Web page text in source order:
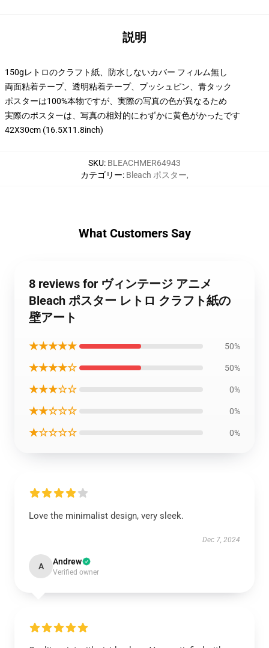
説明
150gレトロのクラフト紙、防水しないカバー フィルム無し
両面粘着テープ、透明粘着テープ、プッシュピン、青タック
ポスターは100%本物ですが、実際の写真の色が異なるため
実際のポスターは、写真の相対的にわずかに黄色がかったです
42X30cm (16.5X11.8inch)
SKU: BLEACHMER64943
カテゴリー: Bleach ポスター,
What Customers Say
8 reviews for ヴィンテージ アニメ
Bleach ポスター レトロ クラフト紙の
壁アート
★★★★★ 50%
★★★★☆ 50%
★★★☆☆ 0%
★★☆☆☆ 0%
★☆☆☆☆ 0%
Love the minimalist design, very sleek.
Dec 7, 2024
A Andrew
Verified owner